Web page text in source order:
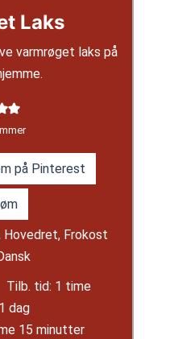
Laks
varmrøget laks på
på Pinterest
Hovedret, Frokost
Tilb. tid: 1 time
time
1 dag
dag
15minutter
minutter